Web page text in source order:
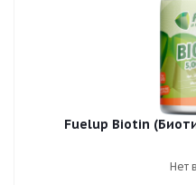
Fuelup Biotin
Нет